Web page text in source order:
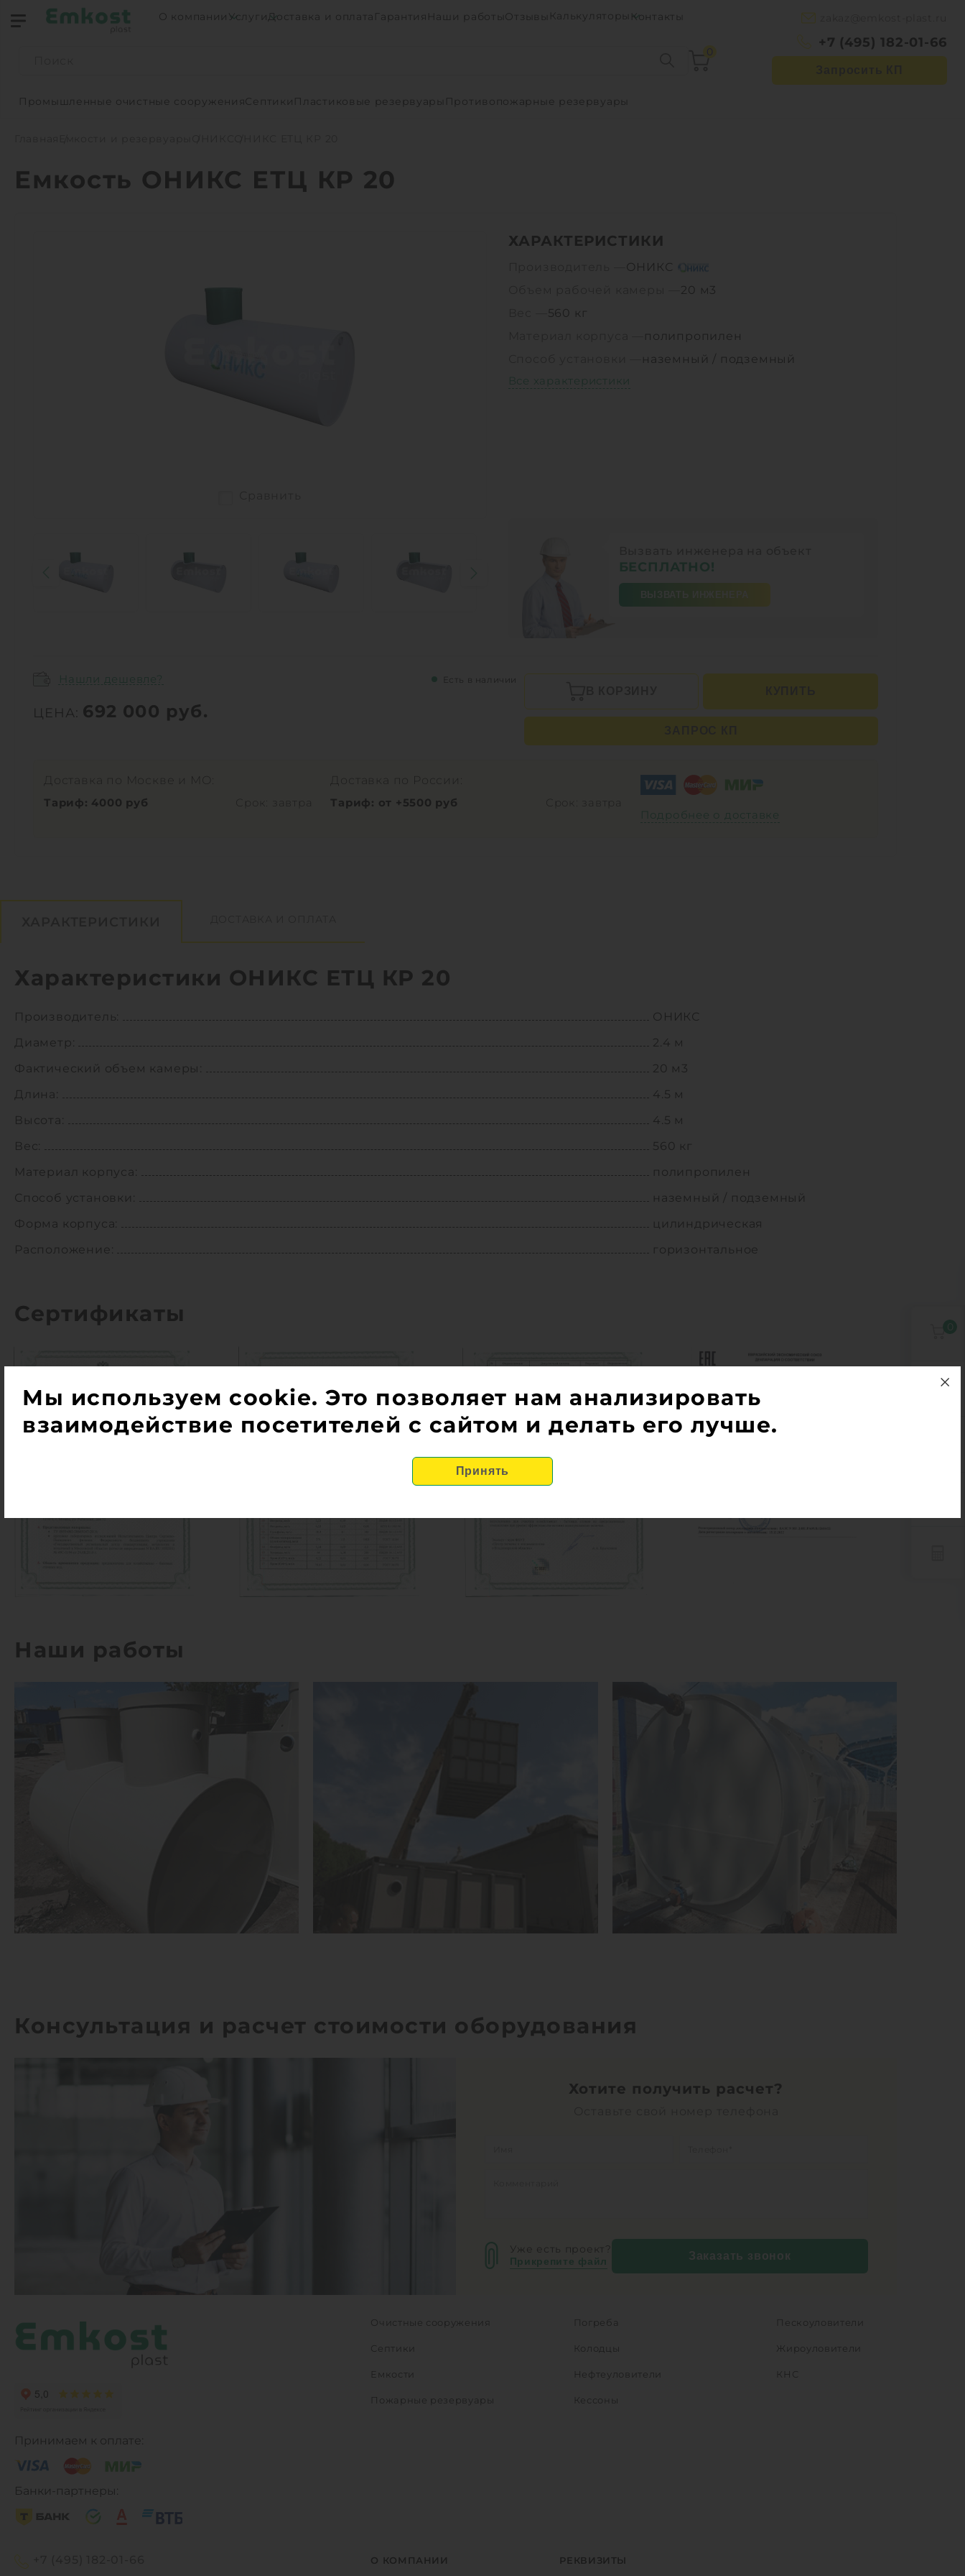
О компании УслугиДоставка и оплата Гарантия Наши работы Отзывы Калькуляторы Контакты
0
+7 (495) 182-01-66
Промышленные очистные сооруженияСептики Пластиковые резервуары Противопожарные резервуары
Емкость ОНИКС ЕТЦ КР 20
Нашли дешевле? Есть в наличии
ЦЕНА: 692 000 руб.
Доставка по Москве и МО:
Тариф: 4000 руб
Срок: завтра
Доставка по России:
Тариф: от +5500 руб
Срок: завтра
Подробнее о доставке
ХАРАКТЕРИСТИКИ
ОНИКС
20 м3
560 кг
полипропилен
наземный / подземный
Все характеристики
БЕСПЛАТНО!
Характеристики ОНИКС ЕТЦ КР 20
Производитель:
ОНИКС
Диаметр:
2.4 м
Фактический объем камеры:
20 м3
Длина:
4.5 м
Высота:
4.5 м
Вес:
560 кг
Материал корпуса:
полипропилен
Способ установки:
наземный / подземный
Форма корпуса:
цилиндрическая
Расположение:
горизонтальное
Сертификаты
Наши работы
Консультация и расчет стоимости оборудования
Хотите получить расчет?
Уже есть проект?
Прикрепите файл Заказать звонок
Принимаем к оплате:
Банки-партнеры:
О КОМПАНИИ РЕКВИЗИТЫ
Очистные сооружения Погреба Пескоуловители
Септики Колодцы Жироуловители
Емкости Нефтеуловители КНС
Пожарные резервуары Кессоны
0
0
Мы используем cookie. Это позволяет нам анализировать
взаимодействие посетителей с сайтом и делать его лучше.